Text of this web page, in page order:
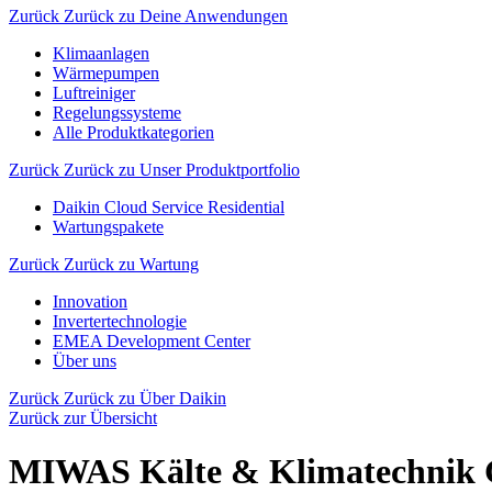
Zurück Zurück zu Deine Anwendungen
Klimaanlagen
Wärmepumpen
Luftreiniger
Regelungssysteme
Alle Produktkategorien
Zurück Zurück zu Unser Produktportfolio
Daikin Cloud Service Residential
Wartungspakete
Zurück Zurück zu Wartung
Innovation
Invertertechnologie
EMEA Development Center
Über uns
Zurück Zurück zu Über Daikin
Zurück zur Übersicht
MIWAS Kälte & Klimatechnik